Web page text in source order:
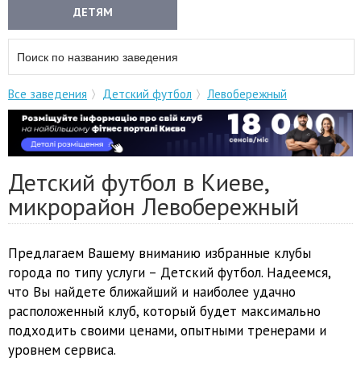
ДЕТЯМ
Все заведения Детский футбол Левобережный
Детский футбол в Киеве,
микрорайон Левобережный
Предлагаем Вашему вниманию избранные клубы
города по типу услуги – Детский футбол. Надеемся,
что Вы найдете ближайший и наиболее удачно
расположенный клуб, который будет максимально
подходить своими ценами, опытными тренерами и
уровнем сервиса.